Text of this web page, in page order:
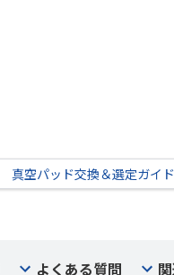
真空パッド交換＆選定ガイド
よくある質問